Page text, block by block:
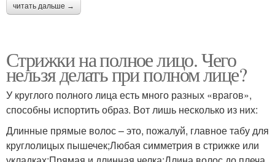
читать дальше →
Стрижки на полное лицо. Чего
нельзя делать при полном лице?
У круглого полного лица есть много разных «врагов»,
способны испортить образ. Вот лишь несколько из них:
Длинные прямые волос – это, пожалуй, главное табу для
круглолицых пышечек;Любая симметрия в стрижке или